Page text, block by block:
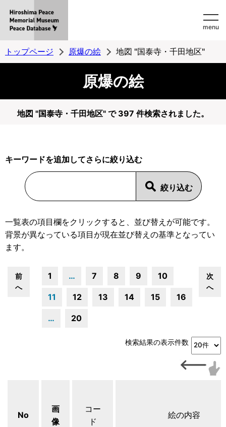
MemorialMuseum
Peace
Database
menu
トップページ 原爆の絵 地図 "国泰寺・千田地区"
原爆の絵
地図 "国泰寺・千田地区" で 397 件検索されました。
キーワードを追加してさらに絞り込む
一覧表の項目欄をクリックすると、並び替えが可能です。
背景が異なっている項目が現在並び替えの基準となってい
ます。
前
へ
1 … 7 8 9 10
11 12 13 14 15 16
… 20
次
へ
検索結果の表示件数
No
画
像
コー
ド
絵の内容